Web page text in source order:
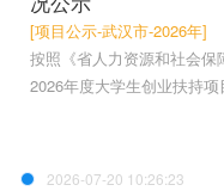
[项目公示-武汉市-2026年]
按照《省人力资源和社会
2026年度大学生创业扶持
2026-07-20 10:26:23